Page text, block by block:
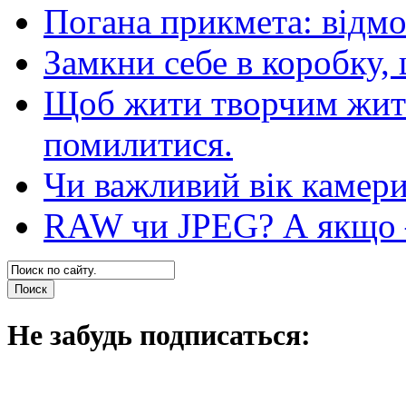
Погана прикмета:
Замкни себе в
Щоб жити творчим
помилитися.
Чи важливий вік
RAW чи JPEG? А якщо
Не забудь подписаться: